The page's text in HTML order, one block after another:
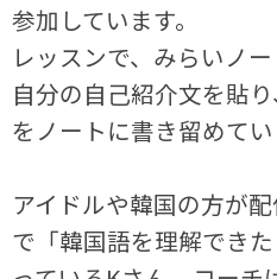
参加しています。
レッスンで、みらいノ
自分の自己紹介文を貼
をノートに書き留めてい
アイドルや韓国の方が
で「韓国語を理解でき